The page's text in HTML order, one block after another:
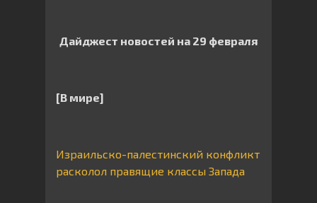
Дайджест новостей на 29 февраля
[В мире]
Израильско-палестинский конфликт
расколол правящие классы Запада